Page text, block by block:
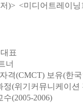
)> <미디어트레이닝
표
너
격(CMCT) 보유(한
(위기커뮤니케이션
(2005-2006)